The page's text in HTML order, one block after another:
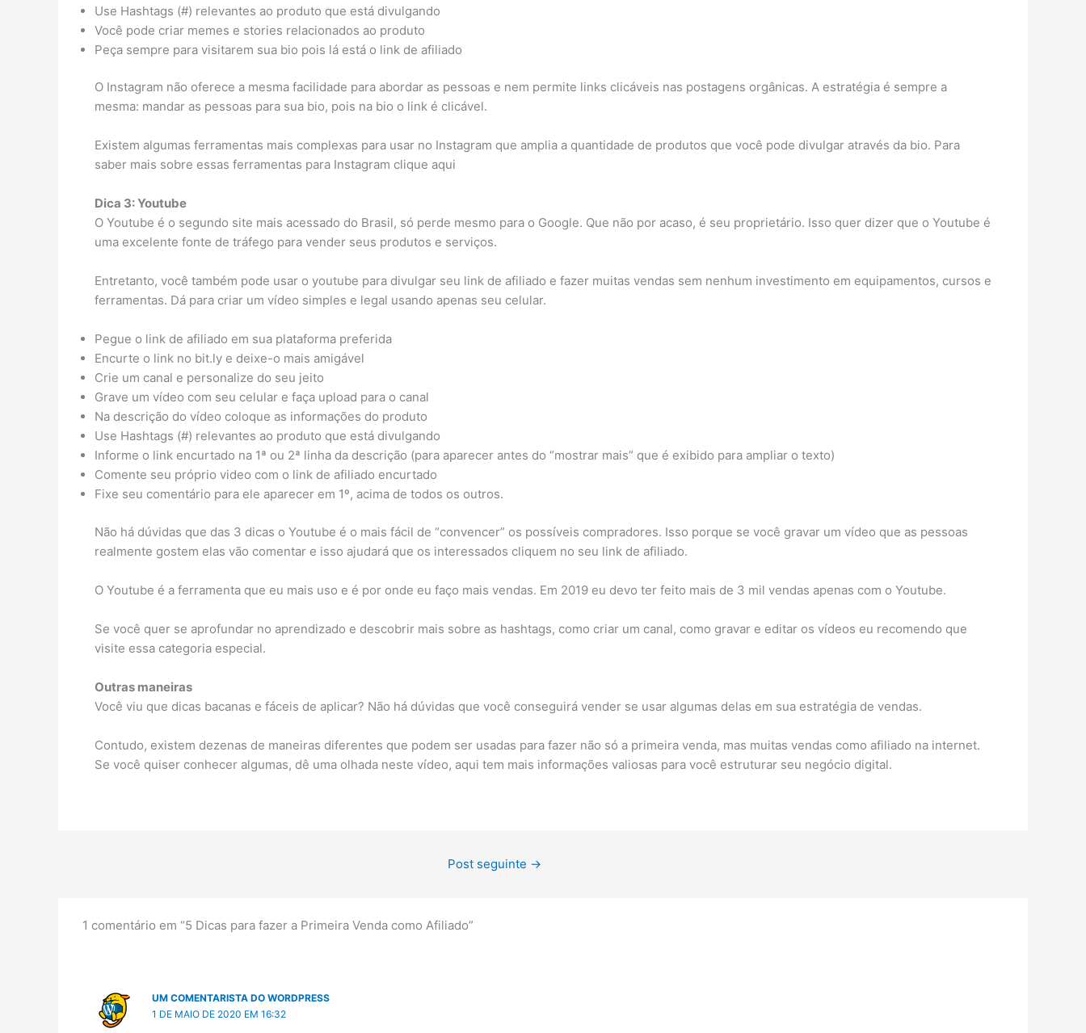
Use Hashtags (#) relevantes ao produto que está divulgando
Você pode criar memes e stories relacionados ao produto
Peça sempre para visitarem sua bio pois lá está o link de afiliado
O Instagram não oferece a mesma facilidade para abordar as pessoas e nem permite links clicáveis nas postagens orgânicas. A estratégia é sempre a
mesma: mandar as pessoas para sua bio, pois na bio o link é clicável.
Existem algumas ferramentas mais complexas para usar no Instagram que amplia a quantidade de produtos que você pode divulgar através da bio. Para
saber mais sobre essas ferramentas para Instagram clique aqui
Dica 3: Youtube
O Youtube é o segundo site mais acessado do Brasil, só perde mesmo para o Google. Que não por acaso, é seu proprietário. Isso quer dizer que o Youtube é
uma excelente fonte de tráfego para vender seus produtos e serviços.
Entretanto, você também pode usar o youtube para divulgar seu link de afiliado e fazer muitas vendas sem nenhum investimento em equipamentos, cursos e
ferramentas. Dá para criar um vídeo simples e legal usando apenas seu celular.
Pegue o link de afiliado em sua plataforma preferida​
Encurte o link no bit.ly e deixe-o mais amigável​
Crie um canal e personalize do seu jeito
Grave um vídeo com seu celular e faça upload para o canal
Na descrição do vídeo coloque as informações do produto
Use Hashtags (#) relevantes ao produto que está divulgando
Informe o link encurtado na 1ª ou 2ª linha da descrição (para aparecer antes do “mostrar mais” que é exibido para ampliar o texto)
Comente seu próprio video com o link de afiliado encurtado
Fixe seu comentário para ele aparecer em 1º, acima de todos os outros.
Não há dúvidas que das 3 dicas o Youtube é o mais fácil de “convencer” os possíveis compradores. Isso porque se você gravar um vídeo que as pessoas
realmente gostem elas vão comentar e isso ajudará que os interessados cliquem no seu link de afiliado.
O Youtube é a ferramenta que eu mais uso e é por onde eu faço mais vendas. Em 2019 eu devo ter feito mais de 3 mil vendas apenas com o Youtube.
Se você quer se aprofundar no aprendizado e descobrir mais sobre as hashtags, como criar um canal, como gravar e editar os vídeos eu recomendo que
visite essa categoria especial.
Outras maneiras
Você viu que dicas bacanas e fáceis de aplicar? Não há dúvidas que você conseguirá vender se usar algumas delas em sua estratégia de vendas.
Contudo, existem dezenas de maneiras diferentes que podem ser usadas para fazer não só a primeira venda, mas muitas vendas como afiliado na internet.
Se você quiser conhecer algumas, dê uma olhada neste vídeo, aqui tem mais informações valiosas para você estruturar seu negócio digital.
Post seguinte →
1 comentário em “5 Dicas para fazer a Primeira Venda como Afiliado”
UM COMENTARISTA DO WORDPRESS
1 DE MAIO DE 2020 EM 16:32